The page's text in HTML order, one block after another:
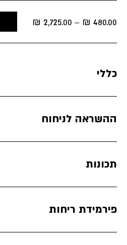
480.00
₪
–
2,725.00
₪
range:
480.00 ₪
כללי
ההשראה לניחוח
תכונות
פירמידת ריחות